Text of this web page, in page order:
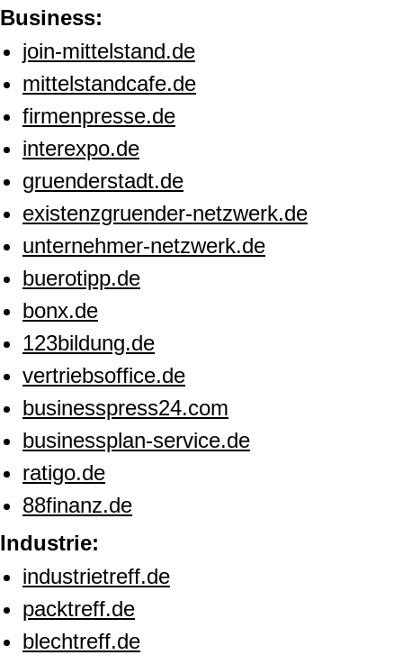
Business:
join-mittelstand.de
mittelstandcafe.de
firmenpresse.de
interexpo.de
gruenderstadt.de
existenzgruender-netzwerk.de
unternehmer-netzwerk.de
buerotipp.de
bonx.de
123bildung.de
vertriebsoffice.de
businesspress24.com
businessplan-service.de
ratigo.de
88finanz.de
Industrie:
industrietreff.de
packtreff.de
blechtreff.de